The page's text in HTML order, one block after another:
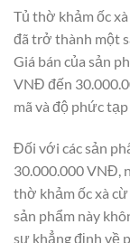
Tủ thờ khảm ốc
đã trở thành một
Giá bán của sản
VNĐ đến
mã và độ phức
Đối với các sản
30.000.000 VNĐ,
thờ khảm ốc xà
sản phẩm này
sự khẳng định về